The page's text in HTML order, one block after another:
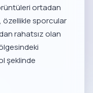
ortadan
özellikle sporcular
rahatsız olan
şeklinde